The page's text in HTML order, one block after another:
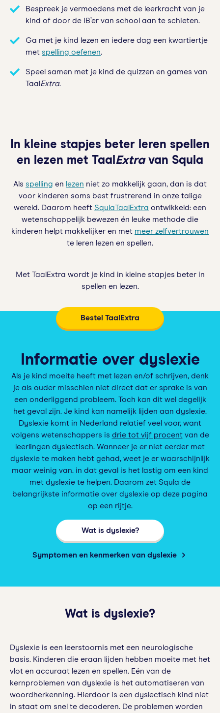
Bespreek je vermoedens met de leerkracht van je
kind of door de IB’er van school aan te schieten.
Ga met je kind lezen en iedere dag een kwartiertje
met spelling oefenen.
Speel samen met je kind de quizzen en games van
Taal Extra.
In kleine stapjes beter leren spellen
en lezen met Taal Extravan Squla
Als spelling en lezen niet zo makkelijk gaan, dan is dat
voor kinderen soms best frustrerend in onze talige
wereld. Daarom heeft SqulaTaalExtra ontwikkeld: een
wetenschappelijk bewezen én leuke methode die
kinderen helpt makkelijker en met meer zelfvertrouwen
te leren lezen en spellen.
Met TaalExtra wordt je kind in kleine stapjes beter in
spellen en lezen.
Bestel TaalExtra
Informatie over dyslexie
Als je kind moeite heeft met lezen en/of schrijven, denk
je als ouder misschien niet direct dat er sprake is van
een onderliggend probleem. Toch kan dit wel degelijk
het geval zijn. Je kind kan namelijk lijden aan dyslexie.
Dyslexie komt in Nederland relatief veel voor, want
volgens wetenschappers is drie tot vijf procentvan de
leerlingen dyslectisch. Wanneer je er niet eerder met
dyslexie te maken hebt gehad, weet je er waarschijnlijk
maar weinig van. in dat geval is het lastig om een kind
met dyslexie te helpen. Daarom zet Squla de
belangrijkste informatie over dyslexie op deze pagina
op een rijtje.
Wat is dyslexie?
Symptomen en kenmerken van dyslexie
Wat is dyslexie?
Dyslexie is een leerstoornis met een neurologische
basis. Kinderen die eraan lijden hebben moeite met het
vlot en accuraat lezen en spellen. Eén van de
kernproblemen van dyslexie is het automatiseren van
woordherkenning. Hierdoor is een dyslectisch kind niet
in staat om snel te decoderen. De problemen worden